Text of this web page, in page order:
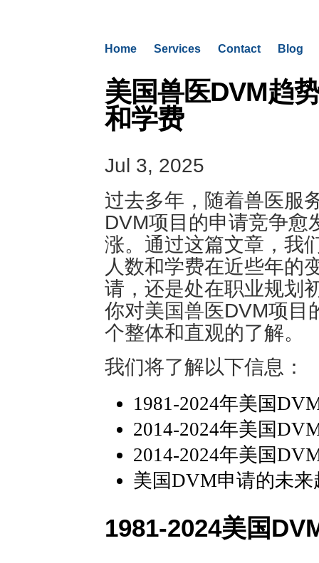
Home Services Contact Blog
美国兽医DVM趋
和学费
Jul 3, 2025
过去多年，随着兽医服
DVM项目的申请竞争愈
涨。通过这篇文章，我
人数和学费在近些年的
请，还是处在职业规划
你对美国兽医DVM项目
个整体和直观的了解。
我们将了解以下信息：
1981-2024年美国
2014-2024年美国
2014-2024年美国
美国DVM申请的未来
1981-2024美国